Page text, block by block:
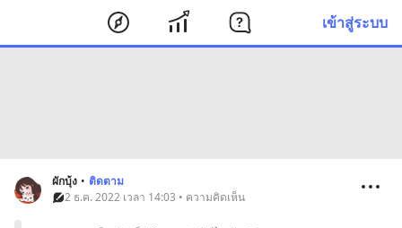
เข้าสู่ระบบ
ผักบุ้ง • ติดตาม
2 ธ.ค. 2022 เวลา 14:03 • ความคิดเห็น